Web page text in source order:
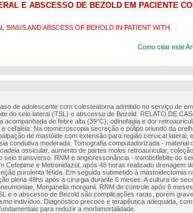
E ABSCESSO DE BEZOLD EM PACIENTE
SINUS AND ABSCESS OF BEHOLD IN PATIENT WITH
Como citar este
de adolescente com colesteatoma admitido no serviço de
do seio lateral (TSL) e abscesso de Bezold. RELATO DE
acompanhada de febre alta (39°C), odinofagia e dor
cefaléia. Na otomicroscopia secreção e pólipo oriundo da
de mastóide com extensão para região cervical lateral,
condutiva moderada. Tomografia computadorizada - material
ossicular, aumento de partes moles retroauricular,
seio transverso. RNM e angioressonância - tromboflebite do
Cefepime e Metronidazol, após 48 horas realizado drenagem
purulenta fétida. Em seguida submetido à mastoidectomia
plena 48hs após a cirurgia durante 6 meses. A cultura de
Morganella morganii. RNM de controle após 6
e o abscesso de Bezold são complicações raras, porém
indivíduo. Diagnóstico precoce e terapêutica adequada,
para reduzir a morbimortalidade.